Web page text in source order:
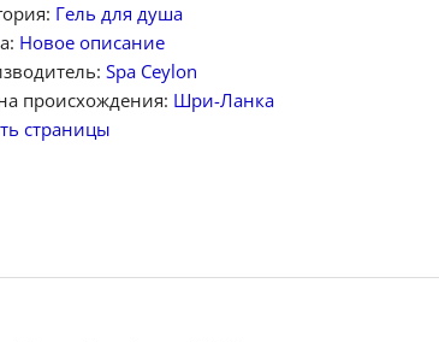
Гель для душа
Новое описание
Spa Ceylon
происхождения: Шри-Ланка
страницы